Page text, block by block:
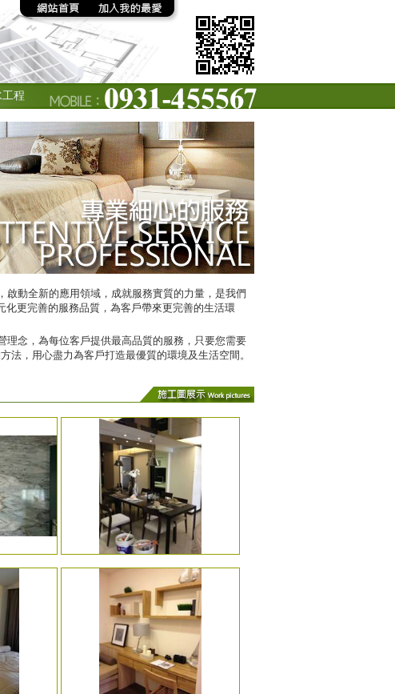
程
動全新的應用領域，成就服務實質的力量，是我們
更完善的服務品質，為客戶帶來更完善的生活環
念，為每位客戶提供最高品質的服務，只要您需要
法，用心盡力為客戶打造最優質的環境及生活空間。